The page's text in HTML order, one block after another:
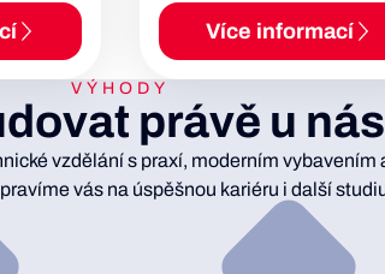
Více informací
VÝHODY
právě u
vzdělání s praxí, moderním vybavením
vás na úspěšnou kariéru i další